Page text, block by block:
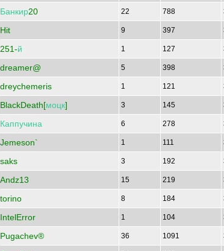
Банкир20 22 788
Hit 9 397
251-й 1 127
dreamer@ 5 398
dreychemeris 1 121
BlackDeath[моцк] 3 145
Каппучина 6 278
Jemeson` 1 111
saks 3 192
Andz13 15 219
torino 8 184
IntelError 1 104
Pugachev® 36 1091